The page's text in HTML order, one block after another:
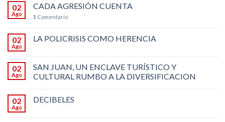
02
Ago
CADA AGRESIÓN CUENTA
1 Comentario
02
Ago
LA POLICRISIS COMO HERENCIA
02
Ago
SAN JUAN, UN ENCLAVE TURÍSTICO Y
CULTURAL RUMBO A LA DIVERSIFICACION
02
Ago
DECIBELES